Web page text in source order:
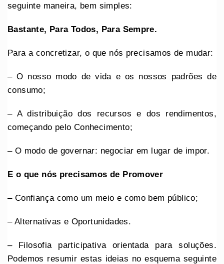
seguinte maneira, bem simples:
Bastante, Para Todos, Para Sempre.
Para a concretizar, o que nós precisamos de mudar:
– O nosso modo de vida e os nossos padrões de
consumo;
– A distribuição dos recursos e dos rendimentos,
começando pelo Conhecimento;
– O modo de governar: negociar em lugar de impor.
E o que nós precisamos de Promover
– Confiança como um meio e como bem público;
– Alternativas e Oportunidades.
– Filosofia participativa orientada para soluções.
Podemos resumir estas ideias no esquema seguinte